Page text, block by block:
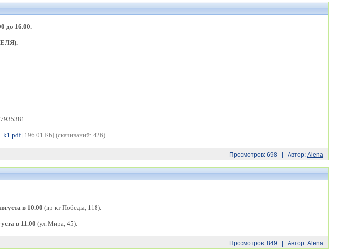
до 16.00.
[196.01 Kb] (cкачиваний: 426)
Просмотров: 698 | Автор: Alena
в 10.00 (пр-кт Победы, 118).
в 11.00 (ул. Мира, 45).
Просмотров: 849 | Автор: Alena